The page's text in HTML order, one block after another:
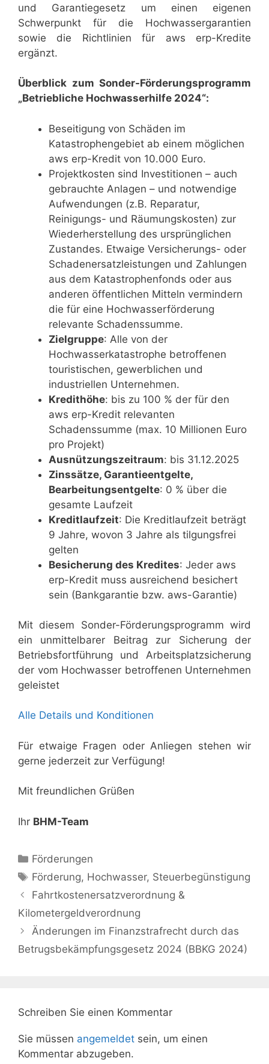
und Garantiegesetz um einen eigenen
Schwerpunkt für die Hochwassergarantien
sowie die Richtlinien für aws erp-Kredite
ergänzt.
Überblick zum Sonder-Förderungsprogramm
„Betriebliche Hochwasserhilfe 2024“:
Beseitigung von Schäden im
Katastrophengebiet ab einem möglichen
aws erp-Kredit von 10.000 Euro.
Projektkosten sind Investitionen – auch
gebrauchte Anlagen – und notwendige
Aufwendungen (z.B. Reparatur,
Reinigungs- und Räumungskosten) zur
Wiederherstellung des ursprünglichen
Zustandes. Etwaige Versicherungs- oder
Schadenersatzleistungen und Zahlungen
aus dem Katastrophenfonds oder aus
anderen öffentlichen Mitteln vermindern
die für eine Hochwasserförderung
relevante Schadenssumme.
Zielgruppe: Alle von der
Hochwasserkatastrophe betroffenen
touristischen, gewerblichen und
industriellen Unternehmen.
Kredithöhe: bis zu 100 % der für den
aws erp-Kredit relevanten
Schadenssumme (max. 10 Millionen Euro
pro Projekt)
Ausnützungszeitraum: bis 31.12.2025
Zinssätze, Garantieentgelte,
Bearbeitungsentgelte: 0 % über die
gesamte Laufzeit
Kreditlaufzeit: Die Kreditlaufzeit beträgt
9 Jahre, wovon 3 Jahre als tilgungsfrei
gelten
Besicherung des Kredites: Jeder aws
erp-Kredit muss ausreichend besichert
sein (Bankgarantie bzw. aws-Garantie)
Mit diesem Sonder-Förderungsprogramm wird
ein unmittelbarer Beitrag zur Sicherung der
Betriebsfortführung und Arbeitsplatzsicherung
der vom Hochwasser betroffenen Unternehmen
geleistet
Alle Details und Konditionen
Für etwaige Fragen oder Anliegen stehen wir
gerne jederzeit zur Verfügung!
Mit freundlichen Grüßen
Ihr BHM-Team
Kategorien
Förderungen
Schlagwörter
Förderung, Hochwasser, Steuerbegünstigung
Fahrtkostenersatzverordnung &
Kilometergeldverordnung
Änderungen im Finanzstrafrecht durch das
Betrugsbekämpfungsgesetz 2024 (BBKG 2024)
Schreiben Sie einen Kommentar
Sie müssen angemeldet sein, um einen
Kommentar abzugeben.